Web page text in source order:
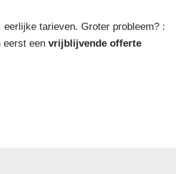
eerlijke tarieven. Groter probleem? :
eerst een vrijblijvende offerte